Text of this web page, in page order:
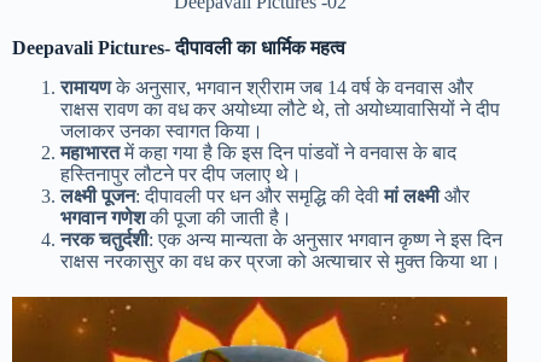
Deepavali Pictures-दीपावली का धार्मिक महत्व
रामायणके अनुसार, भगवान श्रीराम जब 14 वर्ष के वनवास और
राक्षस रावण का वध कर अयोध्या लौटे थे, तो अयोध्यावासियों ने दीप
जलाकर उनका स्वागत किया।
महाभारतमें कहा गया है कि इस दिन पांडवों ने वनवास के बाद
हस्तिनापुर लौटने पर दीप जलाए थे।
लक्ष्मी पूजन: दीपावली पर धन और समृद्धि की देवीमां लक्ष्मीऔर
भगवान गणेशकी पूजा की जाती है।
नरक चतुर्दशी: एक अन्य मान्यता के अनुसार भगवान कृष्ण ने इस दिन
राक्षस नरकासुर का वध कर प्रजा को अत्याचार से मुक्त किया था।